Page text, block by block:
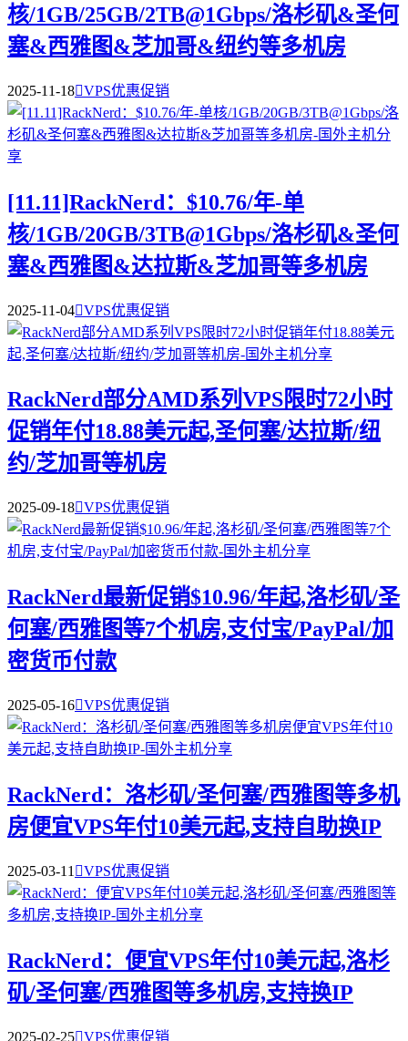
核/1GB/25GB/2TB@1Gbps/洛杉矶&圣何
塞&西雅图&芝加哥&纽约等多机房
2025-11-18VPS优惠促销
[11.11]RackNerd：$10.76/年-单
核/1GB/20GB/3TB@1Gbps/洛杉矶&圣何
塞&西雅图&达拉斯&芝加哥等多机房
2025-11-04VPS优惠促销
RackNerd部分AMD系列VPS限时72小时
促销年付18.88美元起,圣何塞/达拉斯/纽
约/芝加哥等机房
2025-09-18VPS优惠促销
RackNerd最新促销$10.96/年起,洛杉矶/圣
何塞/西雅图等7个机房,支付宝/PayPal/加
密货币付款
2025-05-16VPS优惠促销
RackNerd：洛杉矶/圣何塞/西雅图等多机
房便宜VPS年付10美元起,支持自助换IP
2025-03-11 VPS优惠促销
RackNerd：便宜VPS年付10美元起,洛杉
矶/圣何塞/西雅图等多机房,支持换IP
2025-02-25VPS优惠促销